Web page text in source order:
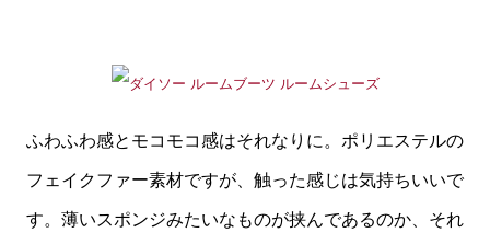
ふわふわ感とモコモコ感はそれなりに。ポリエステルの
フェイクファー素材ですが、触った感じは気持ちいいで
す。薄いスポンジみたいなものが挟んであるのか、それ